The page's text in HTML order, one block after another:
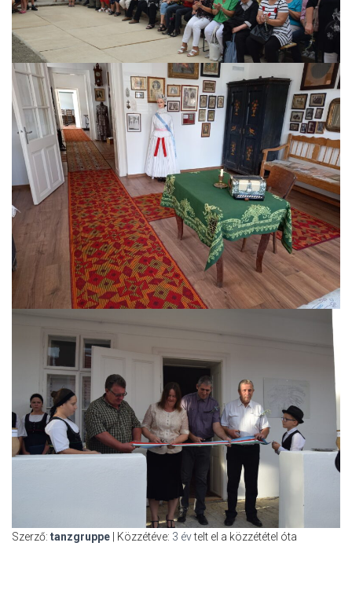
Szerző: tanzgruppe | Közzétéve: 3 évtelt el a közzététel óta